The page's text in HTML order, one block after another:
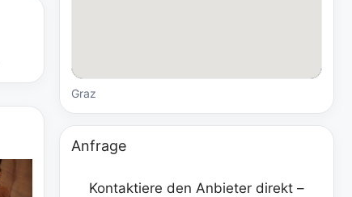
Graz
Anfrage
Kontaktiere den Anbieter direkt –